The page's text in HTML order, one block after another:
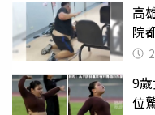
高
院
曝
9
位